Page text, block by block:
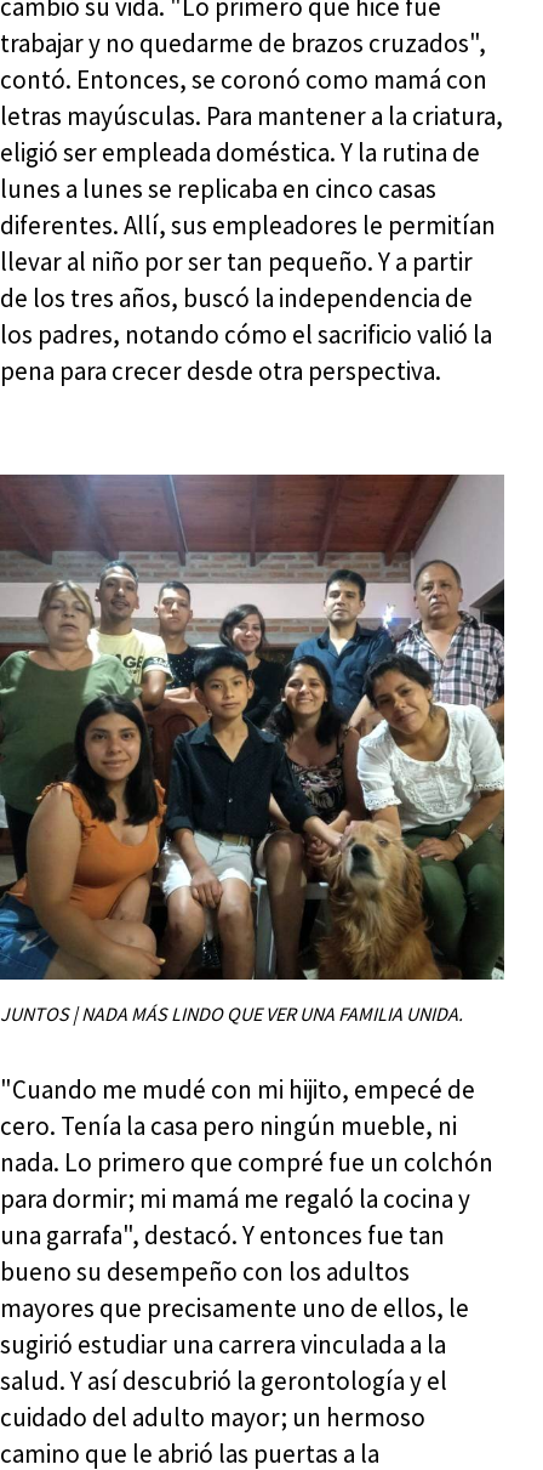
cambió su vida. "Lo primero que hice fue
trabajar y no quedarme de brazos cruzados",
contó. Entonces, se coronó como mamá con
letras mayúsculas. Para mantener a la criatura,
eligió ser empleada doméstica. Y la rutina de
lunes a lunes se replicaba en cinco casas
diferentes. Allí, sus empleadores le permitían
llevar al niño por ser tan pequeño. Y a partir
de los tres años, buscó la independencia de
los padres, notando cómo el sacrificio valió la
pena para crecer desde otra perspectiva.
JUNTOS | NADA MÁS LINDO QUE VER UNA FAMILIA UNIDA.
"Cuando me mudé con mi hijito, empecé de
cero. Tenía la casa pero ningún mueble, ni
nada. Lo primero que compré fue un colchón
para dormir; mi mamá me regaló la cocina y
una garrafa", destacó. Y entonces fue tan
bueno su desempeño con los adultos
mayores que precisamente uno de ellos, le
sugirió estudiar una carrera vinculada a la
salud. Y así descubrió la gerontología y el
cuidado del adulto mayor; un hermoso
camino que le abrió las puertas a la